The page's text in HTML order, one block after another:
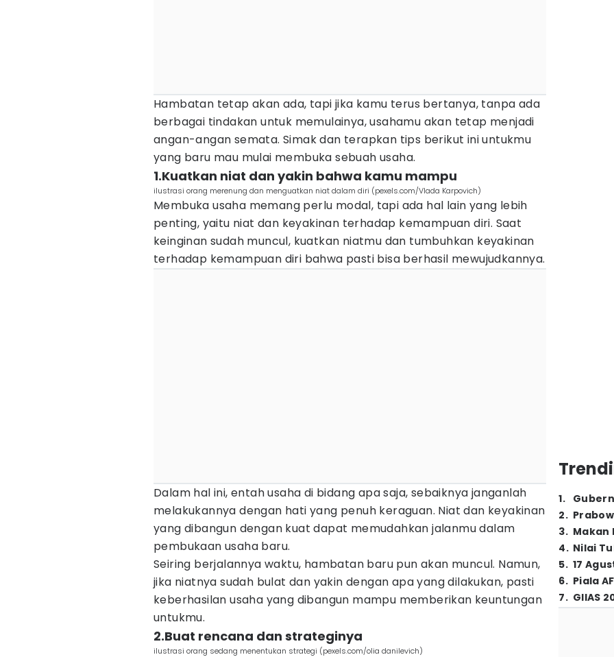
Hambatan tetap akan ada, tapi jika kamu terus bertanya, tanpa ada
berbagai tindakan untuk memulainya, usahamu akan tetap menjadi
angan-angan semata. Simak dan terapkan tips berikut ini untukmu
yang baru mau mulai membuka sebuah usaha.
1.Kuatkan niat dan yakin bahwa kamu mampu
ilustrasi orang merenung dan menguatkan niat dalam diri (pexels.com/Vlada Karpovich)
Membuka usaha memang perlu modal, tapi ada hal lain yang lebih
penting, yaitu niat dan keyakinan terhadap kemampuan diri. Saat
keinginan sudah muncul, kuatkan niatmu dan tumbuhkan keyakinan
terhadap kemampuan diri bahwa pasti bisa berhasil mewujudkannya.
Dalam hal ini, entah usaha di bidang apa saja, sebaiknya janganlah
melakukannya dengan hati yang penuh keraguan. Niat dan keyakinan
yang dibangun dengan kuat dapat memudahkan jalanmu dalam
pembukaan usaha baru.
Seiring berjalannya waktu, hambatan baru pun akan muncul. Namun,
jika niatnya sudah bulat dan yakin dengan apa yang dilakukan, pasti
keberhasilan usaha yang dibangun mampu memberikan keuntungan
untukmu.
2.Buat rencana dan strateginya
ilustrasi orang sedang menentukan strategi (pexels.com/olia danilevich)
1.
2.
3. Makan
4. Nilai
5. 17
6. Piala
7. GIIAS